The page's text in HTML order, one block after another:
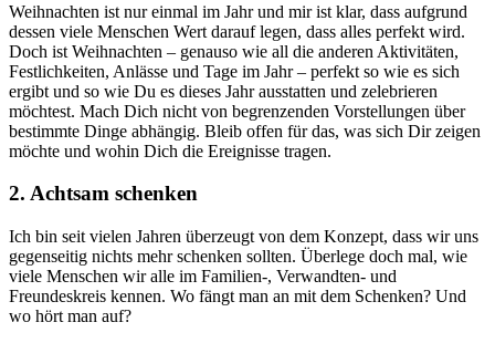
Weihnachten ist nur einmal im Jahr und mir ist klar, dass aufgrund
dessen viele Menschen Wert darauf legen, dass alles perfekt wird.
Doch ist Weihnachten – genauso wie all die anderen Aktivitäten,
Festlichkeiten, Anlässe und Tage im Jahr – perfekt so wie es sich
ergibt und so wie Du es dieses Jahr ausstatten und zelebrieren
möchtest. Mach Dich nicht von begrenzenden Vorstellungen über
bestimmte Dinge abhängig. Bleib offen für das, was sich Dir zeigen
möchte und wohin Dich die Ereignisse tragen.
2. Achtsam schenken
Ich bin seit vielen Jahren überzeugt von dem Konzept, dass wir uns
gegenseitig nichts mehr schenken sollten. Überlege doch mal, wie
viele Menschen wir alle im Familien-, Verwandten- und
Freundeskreis kennen. Wo fängt man an mit dem Schenken? Und
wo hört man auf?